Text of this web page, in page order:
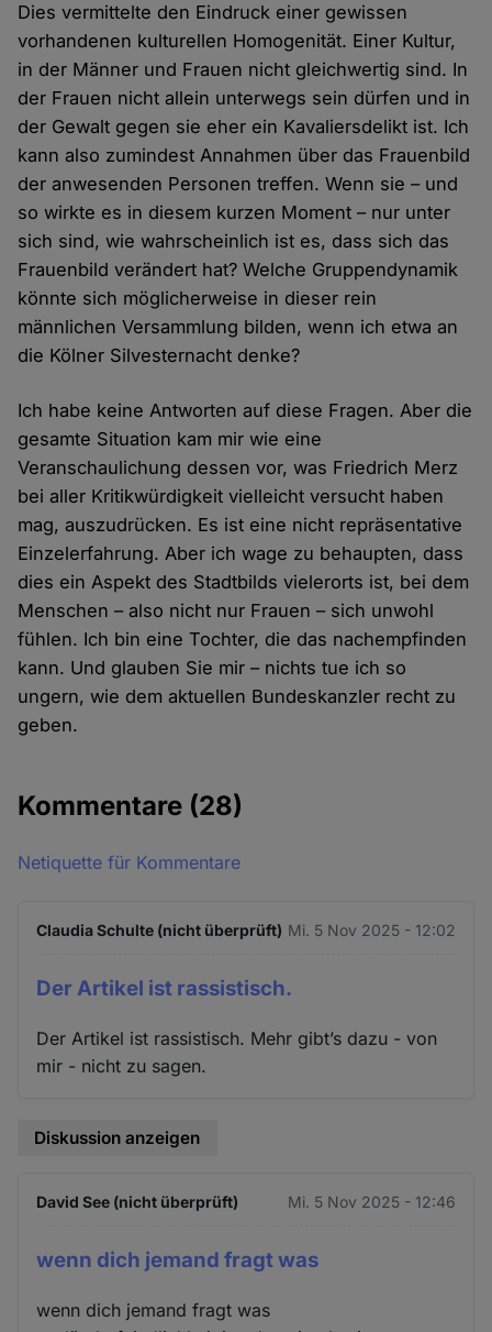
Dies vermittelte den Eindruck einer gewissen
vorhandenen kulturellen Homogenität. Einer Kultur,
in der Männer und Frauen nicht gleichwertig sind. In
der Frauen nicht allein unterwegs sein dürfen und in
der Gewalt gegen sie eher ein Kavaliersdelikt ist. Ich
kann also zumindest Annahmen über das Frauenbild
der anwesenden Personen treffen. Wenn sie – und
so wirkte es in diesem kurzen Moment – nur unter
sich sind, wie wahrscheinlich ist es, dass sich das
Frauenbild verändert hat? Welche Gruppendynamik
könnte sich möglicherweise in dieser rein
männlichen Versammlung bilden, wenn ich etwa an
die Kölner Silvesternacht denke?
Ich habe keine Antworten auf diese Fragen. Aber die
gesamte Situation kam mir wie eine
Veranschaulichung dessen vor, was Friedrich Merz
bei aller Kritikwürdigkeit vielleicht versucht haben
mag, auszudrücken. Es ist eine nicht repräsentative
Einzelerfahrung. Aber ich wage zu behaupten, dass
dies ein Aspekt des Stadtbilds vielerorts ist, bei dem
Menschen – also nicht nur Frauen – sich unwohl
fühlen. Ich bin eine Tochter, die das nachempfinden
kann. Und glauben Sie mir – nichts tue ich so
ungern, wie dem aktuellen Bundeskanzler recht zu
geben.
Kommentare (28)
Netiquette für Kommentare
Claudia Schulte (nicht überprüft) Mi. 5 Nov 2025 - 12:02
Der Artikel ist rassistisch.
Der Artikel ist rassistisch. Mehr gibt’s dazu - von
mir - nicht zu sagen.
Diskussion anzeigen
David See (nicht überprüft) Mi. 5 Nov 2025 - 12:46
wenn dich jemand fragt was
wenn dich jemand fragt was